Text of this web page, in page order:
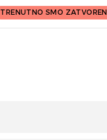
TRENUTNO SMO